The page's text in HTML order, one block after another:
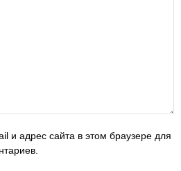
и адрес сайта в этом браузере для